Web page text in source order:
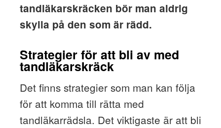
tandläkarskräcken bör man aldrig
skylla på den som är rädd.
Strategier för att bli av med
tandläkarskräck
Det finns strategier som man kan följa
för att komma till rätta med
tandläkarrädsla. Det viktigaste är att bli